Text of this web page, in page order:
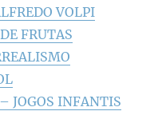
VOLPI
FRUTAS
JOGOS INFANTIS